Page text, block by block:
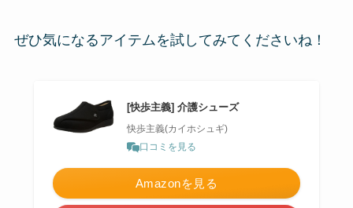
ぜひ気になるアイテムを試してみてくださいね！
[快歩主義] 介護シューズ
快歩主義(カイホシュギ)
口コミを見る
Amazonを見る